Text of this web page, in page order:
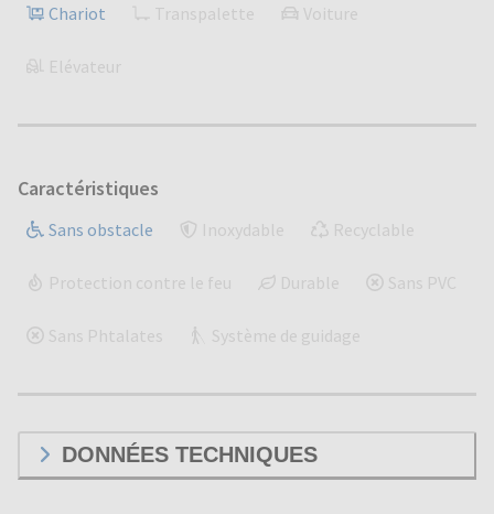
Chariot Transpalette Voiture
Elévateur
Caractéristiques
Sans obstacle Inoxydable Recyclable
Protection contre le feu Durable Sans PVC
Sans Phtalates Système de guidage
DONNÉES TECHNIQUES